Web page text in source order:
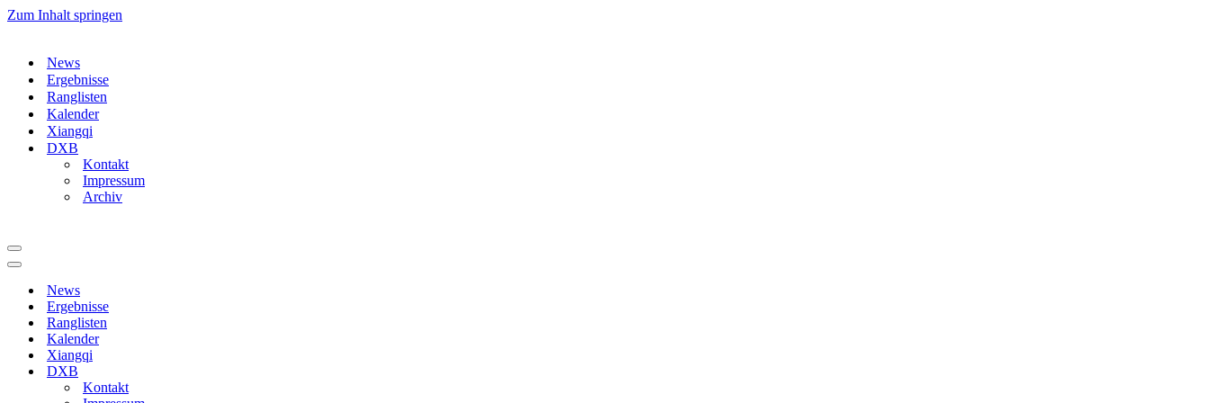
Zum Inhalt springen
News
Ergebnisse
Ranglisten
Kalender
Xiangqi
DXB
Kontakt
Impressum
Archiv
Navigationsmenü
Navigationsmenü
News
Ergebnisse
Ranglisten
Kalender
Xiangqi
DXB
Kontakt